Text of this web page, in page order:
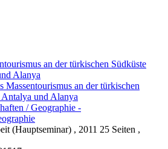
an der türkischen Südküste
Alanya
/ Geographie -
(Hauptseminar) , 2011 25 Seiten ,